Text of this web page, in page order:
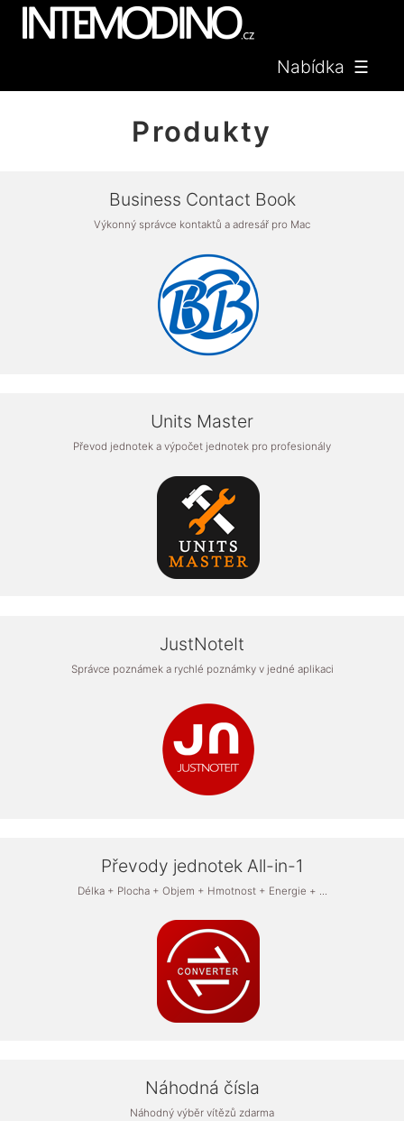
Nabídka ☰
Produkty
Business Contact Book
Výkonný správce kontaktů a adresář pro Mac
Units Master
Převod jednotek a výpočet jednotek pro profesionály
JustNoteIt
Správce poznámek a rychlé poznámky v jedné aplikaci
Převody jednotek All-in-1
Délka + Plocha + Objem + Hmotnost + Energie + ...
Náhodná čísla
Náhodný výběr vítězů zdarma